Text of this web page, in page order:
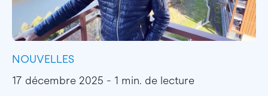
NOUVELLES
17 décembre 2025 - 1 min. de lecture